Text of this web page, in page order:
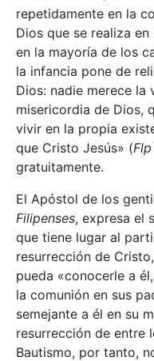
repetidamente en la
Dios que se realiza
en la mayoría de los
la infancia pone de
Dios: nadie merece la
misericordia de Dios,
vivir en la propia
que Cristo Jesús» (Flp
gratuitamente.
El Apóstol de los
Filipenses, expresa el
que tiene lugar al
resurrección de
pueda «conocerle a
la comunión en sus
semejante a él en su
resurrección de entre
Bautismo, por tanto,